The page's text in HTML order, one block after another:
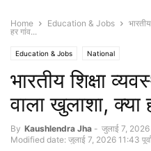
Home Education & Jobs
हर गांव...
Education & Jobs National
भारतीय शिक्षा
वाला खुलाशा,
By Kaushlendra Jha - जुलाई 7, 2026
Modified date: जुलाई 7, 2026 11:43